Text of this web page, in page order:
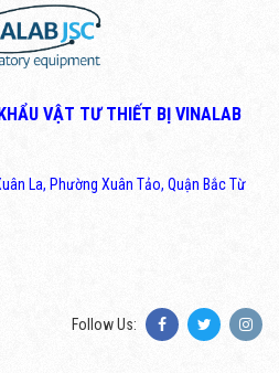
VẬT TƯ THIẾT BỊ VINALAB
La, Phường Xuân Tảo, Quận Bắc Từ
Follow Us: